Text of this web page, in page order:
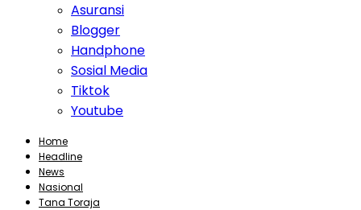
Asuransi
Blogger
Handphone
Sosial Media
Tiktok
Youtube
Home
Headline
News
Nasional
Tana Toraja